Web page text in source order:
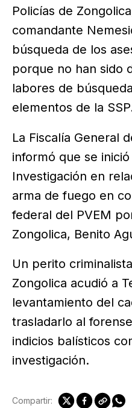
Policías de
comandante
búsqueda de los
porque no han sido
labores de
elementos de la
La Fiscalía General
informó que se
Investigación en
arma de fuego en
federal del PVEM
Zongolica, Benito
Un perito
Zongolica acudió a
levantamiento del
trasladarlo al
indicios balísticos
investigación.
Compartir: